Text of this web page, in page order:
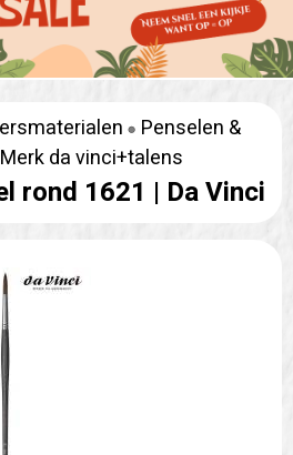
Penselen &
Merk da vinci+talens
rond 1621 | Da Vinci